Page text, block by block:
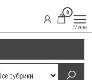
0
Меню